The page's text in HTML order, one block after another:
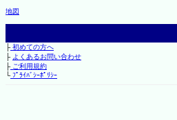
地図
├初めての方へ
├ よくあるお問い合わせ
├ご利用規約
└ﾌﾟﾗｲﾊﾞｼｰﾎﾟﾘｼｰ